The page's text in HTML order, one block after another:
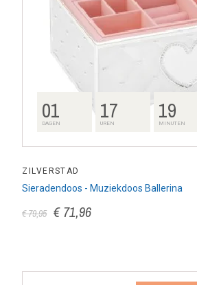
01
DAGEN 17
UREN 19
MINUTEN
ZILVERSTAD
Sieradendoos - Muziekdoos Ballerina
€ 79,95 € 71,96